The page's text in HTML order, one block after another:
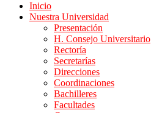
Inicio
Nuestra Universidad
Presentación
H. Consejo Universitario
Rectoría
Secretarías
Direcciones
Coordinaciones
Bachilleres
Facultades